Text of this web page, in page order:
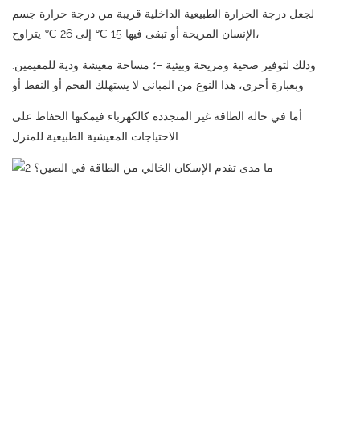
لجعل درجة الحرارة الطبيعية الداخلية قريبة من درجة حرارة جسم
الإنسان المريحة أو تبقى فيها 15 ℃ إلى 26 ℃ يتراوح،
وذلك لتوفير صحية ومريحة وبيئية –؛ مساحة معيشة ودية للمقيمين.
وبعبارة أخرى، هذا النوع من المباني لا يستهلك الفحم أو النفط أو
أما في حالة الطاقة غير المتجددة كالكهرباء فيمكنها الحفاظ على
الاحتياجات المعيشية الطبيعية للمنزل.